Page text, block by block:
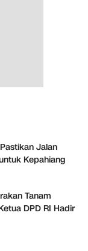
Jalan
Kepahiang
Tanam
DPD RI Hadir